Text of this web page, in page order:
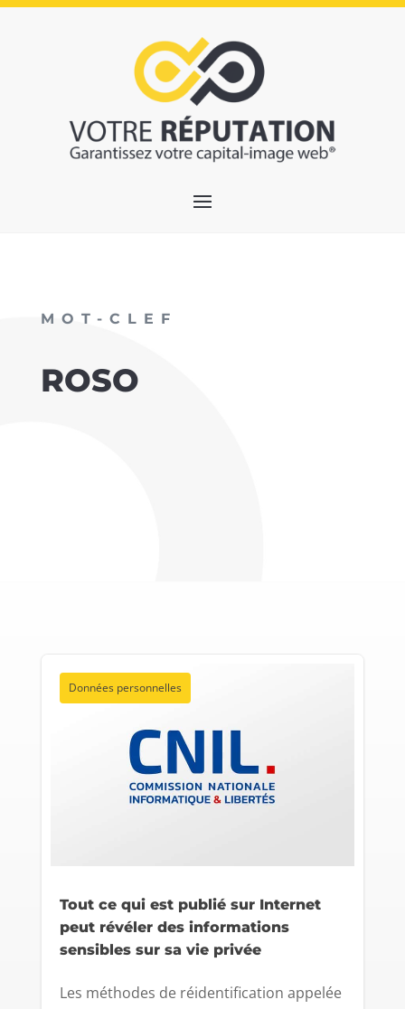
MOT-CLEF
ROSO
Données personnelles
Tout ce qui est publié sur Internet
peut révéler des informations
sensibles sur sa vie privée
Les méthodes de réidentification appelée